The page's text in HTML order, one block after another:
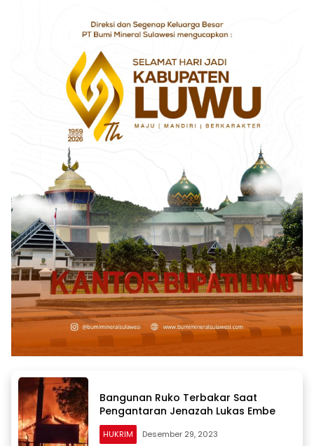
Bangunan Ruko Terbakar Saat
Pengantaran Jenazah Lukas Embe
HUKRIM Desember 29, 2023